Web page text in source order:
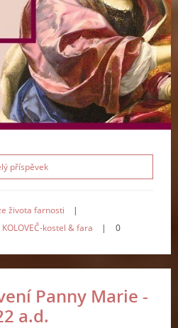
příspěvek
života farnosti
|
kostel & fara
| 0
Panny Marie -
a.d.